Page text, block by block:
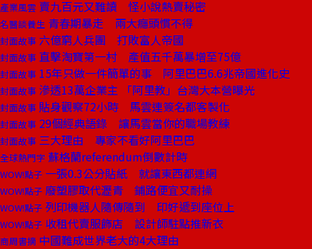
產業風雲 賣九百元又難讀 怪小說熱賣秘密
名醫談養生 青春期暴走 兩大癮頭慣不得
封面故事 六億窮人兵團 打敗富人帝國
封面故事 直擊淘寶第一村 產值五千萬暴增至75億
封面故事 15年只做一件簡單的事 阿里巴巴6.6兆帝國進化史
封面故事 滲透13萬企業主 「阿里教」台灣大本營曝光
封面故事 貼身觀察72小時 馬雲連簽名都客製化
封面故事 29個經典語錄 讓馬雲當你的職場教練
封面故事 三大理由 專家不看好阿里巴巴
全球熱門字 蘇格蘭referendum倒數計時
WOW!點子 一張0.3公分貼紙 就讓東西都連網
WOW!點子 廢塑膠取代瀝青 鋪路便宜又耐操
WOW!點子 列印機器人隨傳隨到 印好遞到座位上
WOW!點子 收租代賣服飾店 設計師駐點推新衣
商周書摘 中國難成世界老大的4大理由